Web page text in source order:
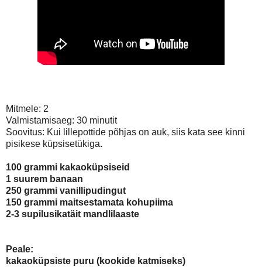
Mitmele: 2
Valmistamisaeg: 30 minutit
Soovitus: Kui lillepottide põhjas on auk, siis kata see kinni
pisikese küpsisetükiga.
100 grammi kakaoküpsiseid
1 suurem banaan
250 grammi vanillipudingut
150 grammi maitsestamata kohupiima
2-3 supilusikatäit mandlilaaste
Peale:
kakaoküpsiste puru (kookide katmiseks)